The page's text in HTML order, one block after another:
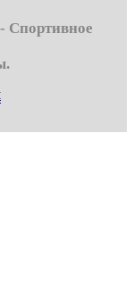
Спортивное